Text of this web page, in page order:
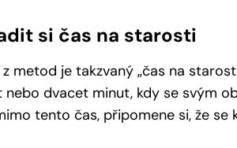
si čas na starosti
metod je takzvaný „čas na
dvacet minut, kdy se svým
tento čas, připomene si, že se